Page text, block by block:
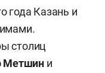
года Казань и
столиц
Метшин и